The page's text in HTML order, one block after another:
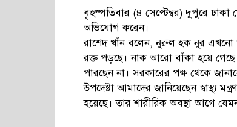
বৃহস্পতিবার (৪ সেপ্টেম্বর) দুপুরে
অভিযোগ করেন।
রাশেদ খাঁন বলেন, নুরুল হক নুর এখনো
রক্ত পড়ছে। নাক আরো বাঁকা হয়ে
পারছেন না। সরকারের পক্ষ থেকে
উপদেষ্টা আমাদের জানিয়েছেন স্বাস্থ্য
হয়েছে। তার শারীরিক অবস্থা আগে